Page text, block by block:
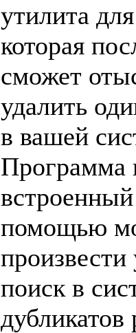
утилита
которая
сможет
удалить
в вашей
Программа
помощью
поиск в